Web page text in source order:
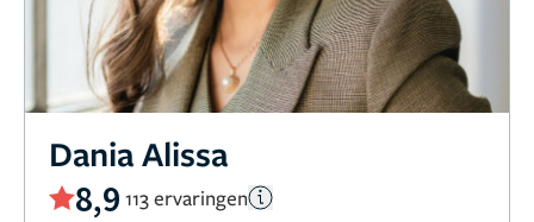
Dania Alissa
8,9 113 ervaringen